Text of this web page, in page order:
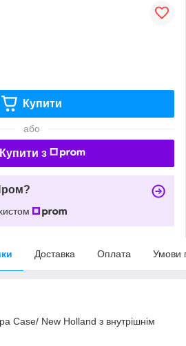
Купити
або
Купити з
Доставка Оплата Умови
Case/ New Holland з внутрішнім